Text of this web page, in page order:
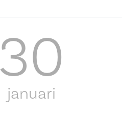
30
januari